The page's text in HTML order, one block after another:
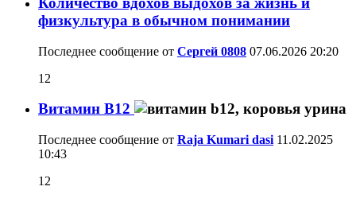
физкультура в обычном понимании
Последнее сообщение от Сергей 0808 07.06.2026 20:20
12
Витамин B12
Последнее сообщение от Raja Kumari dasi 11.02.2025
10:43
12